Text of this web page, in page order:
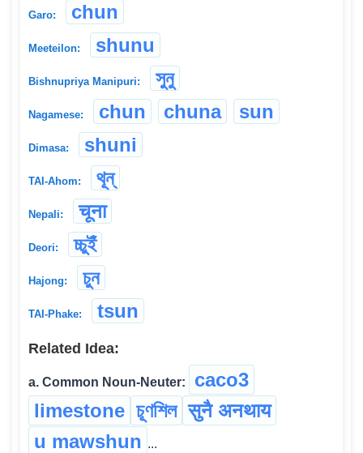
Garo: chun
Meeteilon: shunu
Bishnupriya Manipuri: সুনু
Nagamese: chun chuna sun
Dimasa: shuni
TAI-Ahom: থূন্
Nepali: चूना
Deori: চ্চুইঁ
Hajong: চুন
TAI-Phake: tsun
Related Idea:
a. Common Noun-Neuter:
caco3
limestone চূণশিল सुनै अनथाय
u mawshun ...